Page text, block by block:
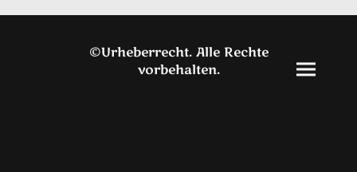
©Urheberrecht. Alle Rechte
vorbehalten.